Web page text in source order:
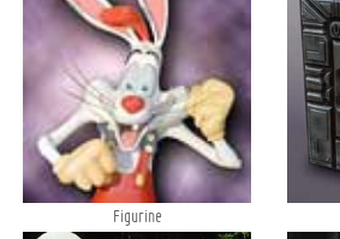
Figurine